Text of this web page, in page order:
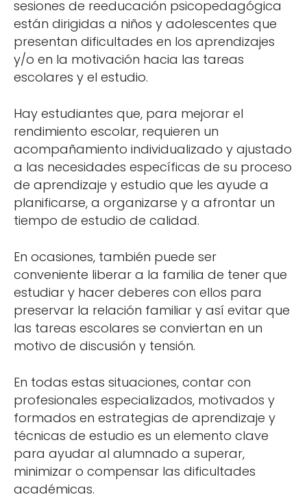
sesiones de reeducación psicopedagógica
están dirigidas a niños y adolescentes que
presentan dificultades en los aprendizajes
y/o en la motivación hacia las tareas
escolares y el estudio.
Hay estudiantes que, para mejorar el
rendimiento escolar, requieren un
acompañamiento individualizado y ajustado
a las necesidades específicas de su proceso
de aprendizaje y estudio que les ayude a
planificarse, a organizarse y a afrontar un
tiempo de estudio de calidad.
En ocasiones, también puede ser
conveniente liberar a la familia de tener que
estudiar y hacer deberes con ellos para
preservar la relación familiar y así evitar que
las tareas escolares se conviertan en un
motivo de discusión y tensión.
En todas estas situaciones, contar con
profesionales especializados, motivados y
formados en estrategias de aprendizaje y
técnicas de estudio es un elemento clave
para ayudar al alumnado a superar,
minimizar o compensar las dificultades
académicas.